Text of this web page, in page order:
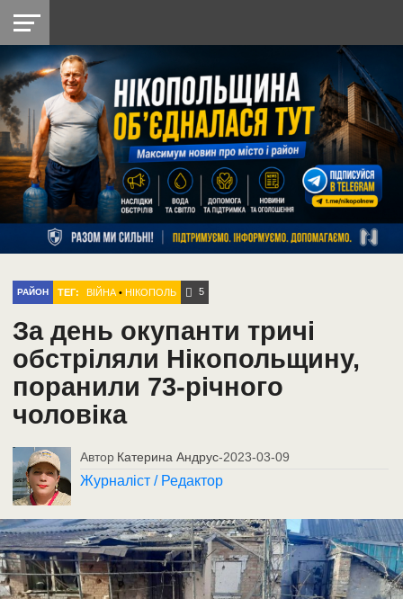
НІКОПОЛЬ
РАЙОН
СІЧЕСЛАВСЬКА
УКРАЇНА
РЕТРО
НІКОПОЛЬ
ЛАЙТ
УКРАЇНА
ДОПОМОГА
РАДІО
РАЙОН ТЕГ: ВІЙНА •НІКОПОЛЬ 5
За день окупанти тричі
обстріляли Нікопольщину,
поранили 73-річного
чоловіка
Автор Катерина Андрус-2023-03-09
Журналіст / Редактор